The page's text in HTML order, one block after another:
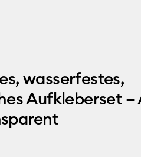
wasserfestes,
Aufkleberset –